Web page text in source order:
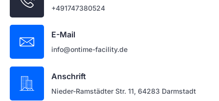
+491747380524
E-Mail
info@ontime-facility.de
Anschrift
Nieder-Ramstädter Str. 11, 64283 Darmstadt